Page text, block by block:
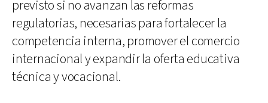
previsto si no avanzan las reformas
regulatorias, necesarias para fortalecer la
competencia interna, promover el comercio
internacional y expandir la oferta educativa
técnica y vocacional.